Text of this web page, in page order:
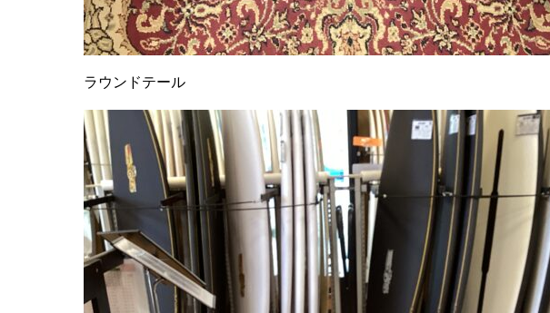
ラウンドテール